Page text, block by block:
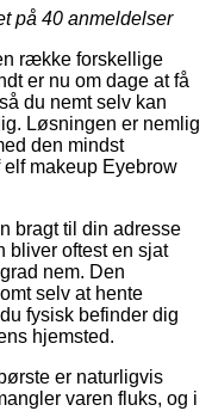
på 40 anmeldelser
række forskellige
er nu om dage at få
du nemt selv kan
Løsningen er nemlig
den mindst
makeup Eyebrow
bragt til din adresse
bliver oftest en sjat
nem. Den
selv at hente
fysisk befinder dig
hjemsted.
er naturligvis
varen fluks, og i